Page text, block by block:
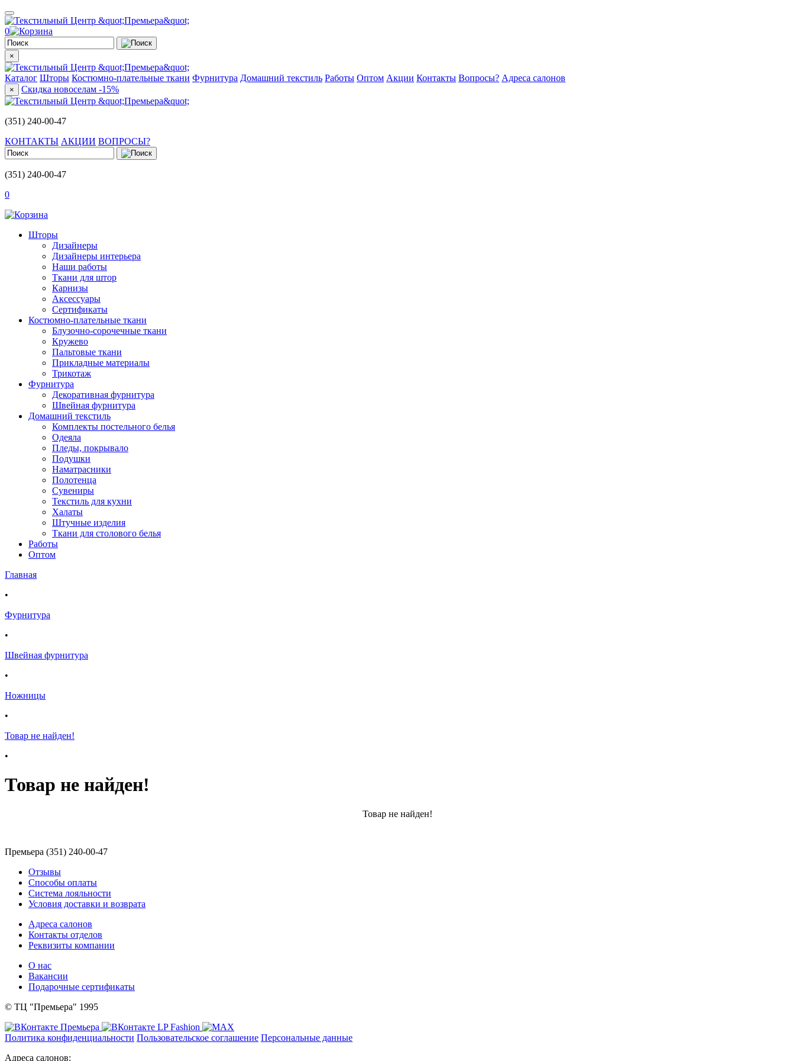
0
×
Каталог Шторы Костюмно-плательные ткани Фурнитура Домашний текстиль Работы Оптом Акции Контакты Вопросы? Адреса салонов
× Скидка новоселам -15%
(351) 240-00-47
КОНТАКТЫ АКЦИИ ВОПРОСЫ?
(351) 240-00-47
0
Шторы
Дизайнеры
Дизайнеры интерьера
Наши работы
Ткани для штор
Карнизы
Аксессуары
Сертификаты
Костюмно-плательные ткани
Блузочно-сорочечные ткани
Кружево
Пальтовые ткани
Прикладные материалы
Трикотаж
Фурнитура
Декоративная фурнитура
Швейная фурнитура
Домашний текстиль
Комплекты постельного белья
Одеяла
Пледы, покрывало
Подушки
Наматрасники
Полотенца
Сувениры
Текстиль для кухни
Халаты
Штучные изделия
Ткани для столового белья
Работы
Оптом
Главная
•
Фурнитура
•
Швейная фурнитура
•
Ножницы
•
Товар не найден!
•
Товар не найден!
Товар не найден!
Премьера (351) 240-00-47
Отзывы
Способы оплаты
Система лояльности
Условия доставки и возврата
Адреса салонов
Контакты отделов
Реквизиты компании
О нас
Вакансии
Подарочные сертификаты
© ТЦ "Премьера" 1995
Политика конфиденциальности Пользовательское соглашение Персональные данные
Адреса салонов: